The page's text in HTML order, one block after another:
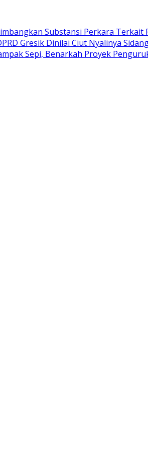
Substansi Perkara Terkait
Gresik Dinilai Ciut Nyalinya
Sepi, Benarkah Proyek